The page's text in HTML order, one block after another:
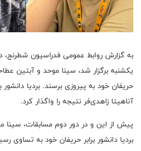
به گزارش روابط عمومی فدراسیون شطرنج،
یکشنبه برگزار شد، سینا موحد و آبتین
حریفان خود به پیروزی برسند. بردیا
آناهیتا زاهدی‌فر نتیجه را واگذار کرد.
پیش از این و در دور دوم مسابقات، سینا
بردیا دانشور برابر حریفان خود به تساوی